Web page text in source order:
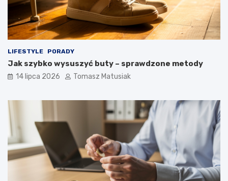
LIFESTYLE PORADY
Jak szybko wysuszyć buty – sprawdzone metody
14 lipca 2026 Tomasz Matusiak